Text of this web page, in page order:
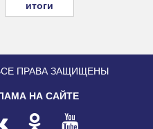
итоги
ПРАВА ЗАЩИЩЕНЫ
НА САЙТЕ